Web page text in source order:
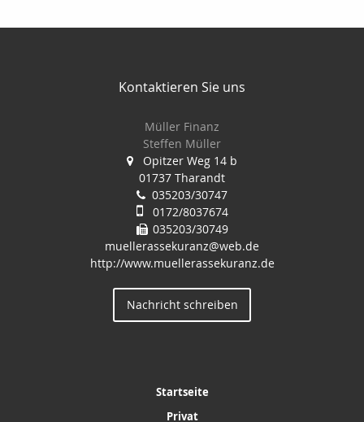
Kontaktieren Sie uns
Müller Finanz
Steffen Müller
Opitzer Weg 14 b
01737 Tharandt
035203/30747
0172/8037674
035203/30749
muellerassekuranz@web.de
http://www.muellerassekuranz.de
Nachricht schreiben
Startseite
Privat